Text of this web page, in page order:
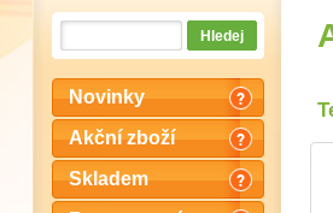
Novinky
Akční zboží
Skladem